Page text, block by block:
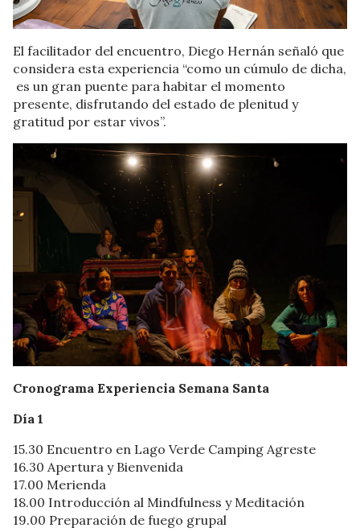
El facilitador del encuentro, Diego Hernán señaló que
considera esta experiencia “como un cúmulo de dicha,
es un gran puente para habitar el momento
presente, disfrutando del estado de plenitud y
gratitud por estar vivos”.
Cronograma Experiencia Semana Santa
Día 1
15.30 Encuentro en Lago Verde Camping Agreste
16.30 Apertura y Bienvenida
17.00 Merienda
18.00 Introducción al Mindfulness y Meditación
19.00 Preparación de fuego grupal